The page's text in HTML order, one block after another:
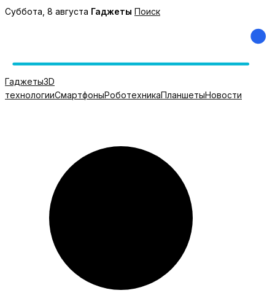
Перейти
Суббота, 8 августа Гаджеты Поиск
Гаджеты3D
технологииСмартфоныРоботехникаПланшетыНовости